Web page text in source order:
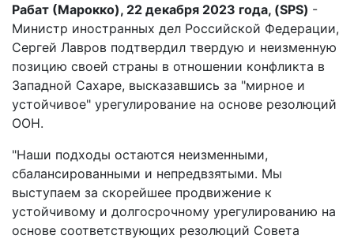
Рабат (Марокко), 22 декабря 2023 года, (SPS) -
Министр иностранных дел Российской Федерации,
Сергей Лавров подтвердил твердую и неизменную
позицию своей страны в отношении конфликта в
Западной Сахаре, высказавшись за "мирное и
устойчивое" урегулирование на основе резолюций
ООН.
"Наши подходы остаются неизменными,
сбалансированными и непредвзятыми. Мы
выступаем за скорейшее продвижение к
устойчивому и долгосрочному урегулированию на
основе соответствующих резолюций Совета